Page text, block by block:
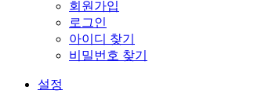
회원가입
로그인
아이디 찾기
비밀번호 찾기
설정